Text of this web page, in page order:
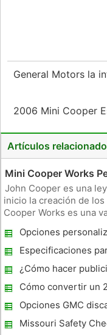
General Motors la
2006 Mini Cooper
Artículos
Mini Cooper Works
John Cooper es una
inicio la creación de
Cooper Works es una
Motor rendi El Mini
Opciones
Chevrolet
Especificaciones
¿Cómo hacer
dinero en efectivo
Cómo convertir un
Remolcado
Opciones GMC
Missouri Safety